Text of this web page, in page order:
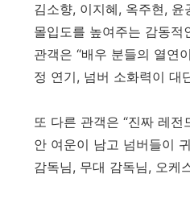
김소향, 이지혜, 옥주현,
몰입도를 높여주는 감동
관객은 “배우 분들의 열연
정 연기, 넘버 소화력이
또 다른 관객은 “진짜 레
안 여운이 남고 넘버들이
감독님, 무대 감독님, 오케